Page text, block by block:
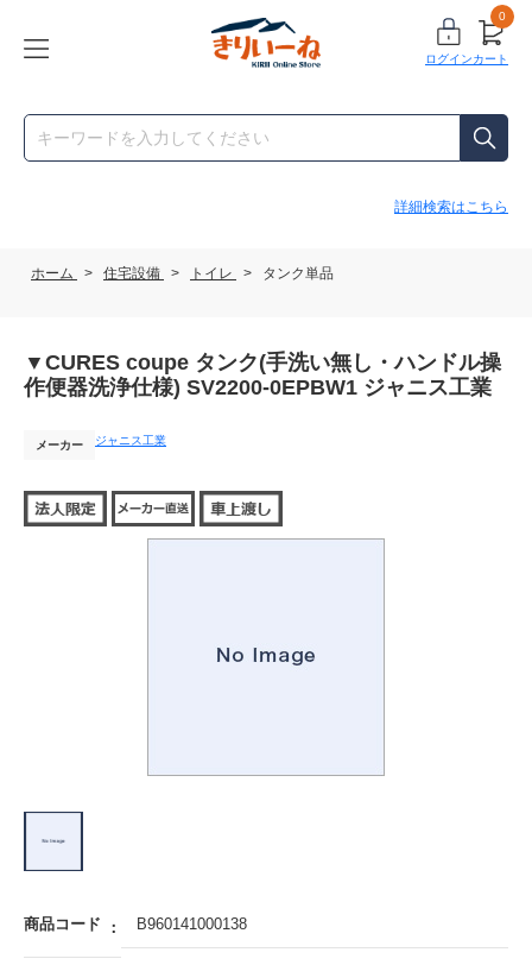
ログイン
0
カート
詳細検索はこちら
ホーム > 住宅設備 > トイレ > タンク単品
▼CURES coupe タンク(手洗い無し・ハンドル操
作便器洗浄仕様) SV2200-0EPBW1 ジャニス工業
メーカー ジャニス工業
商品コード B960141000138